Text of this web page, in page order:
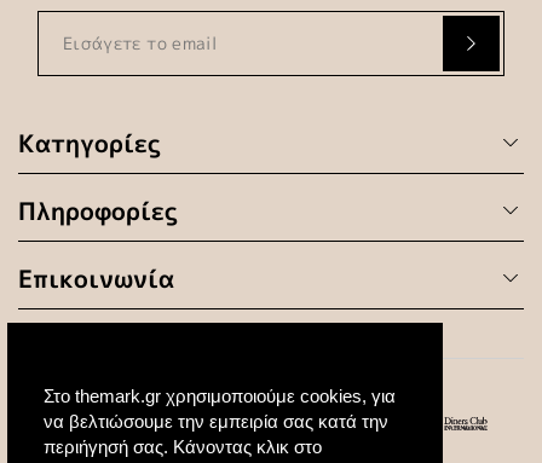
Στο themark.gr χρησιμοποιούμε cookies, για
να βελτιώσουμε την εμπειρία σας κατά την
περιήγησή σας. Κάνοντας κλικ στο
Κατηγορίες
Πληροφορίες
Επικοινωνία